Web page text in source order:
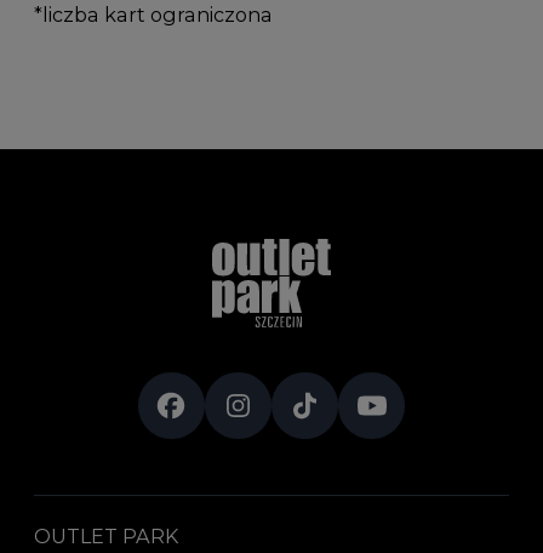
*liczba kart ograniczona
OUTLET PARK